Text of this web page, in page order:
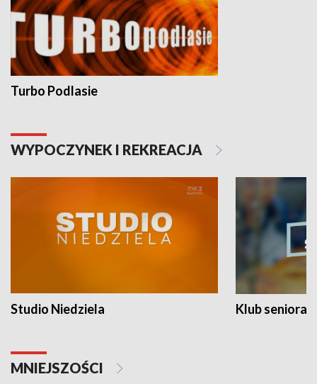
Turbo Podlasie
WYPOCZYNEK I REKREACJA
Studio Niedziela Klub seniora
MNIEJSZOŚCI